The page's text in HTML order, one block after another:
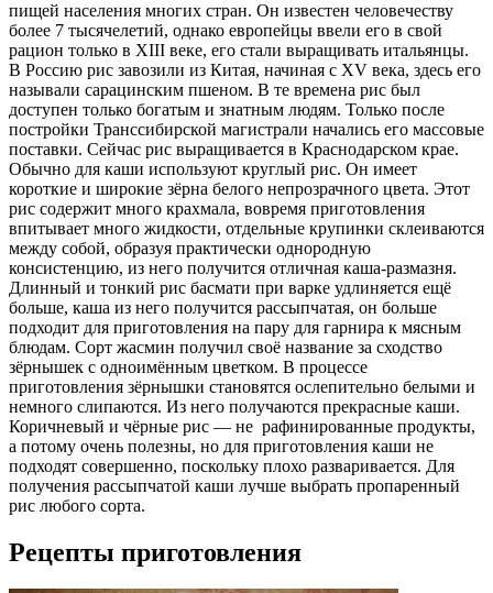
пищей населения многих стран. Он известен человечеству
более 7 тысячелетий, однако европейцы ввели его в свой
рацион только в XIII веке, его стали выращивать итальянцы.
В Россию рис завозили из Китая, начиная с XV века, здесь его
называли сарацинским пшеном. В те времена рис был
доступен только богатым и знатным людям. Только после
постройки Транссибирской магистрали начались его массовые
поставки. Сейчас рис выращивается в Краснодарском крае.
Обычно для каши используют круглый рис. Он имеет
короткие и широкие зёрна белого непрозрачного цвета. Этот
рис содержит много крахмала, вовремя приготовления
впитывает много жидкости, отдельные крупинки склеиваются
между собой, образуя практически однородную
консистенцию, из него получится отличная каша-размазня.
Длинный и тонкий рис басмати при варке удлиняется ещё
больше, каша из него получится рассыпчатая, он больше
подходит для приготовления на пару для гарнира к мясным
блюдам. Сорт жасмин получил своё название за сходство
зёрнышек с одноимённым цветком. В процессе
приготовления зёрнышки становятся ослепительно белыми и
немного слипаются. Из него получаются прекрасные каши.
Коричневый и чёрные рис — не рафинированные продукты,
а потому очень полезны, но для приготовления каши не
подходят совершенно, поскольку плохо разваривается. Для
получения рассыпчатой каши лучше выбрать пропаренный
рис любого сорта.
Рецепты приготовления